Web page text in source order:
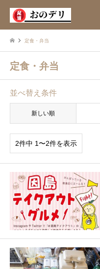
定食・弁当
定食・弁当
並べ替え条件
新しい順
2件中 1〜2件を表示